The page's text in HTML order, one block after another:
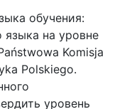
обучения:
языка на уровне
Komisja
Polskiego.
уровень